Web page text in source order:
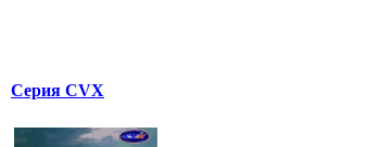
Серия CVX